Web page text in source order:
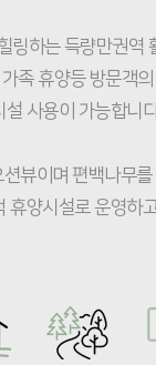
링하는 득량만권역
족 휴양등 방문객
설 사용이 가능합니
뷰이며 편백나무를
휴양시설로 운영하